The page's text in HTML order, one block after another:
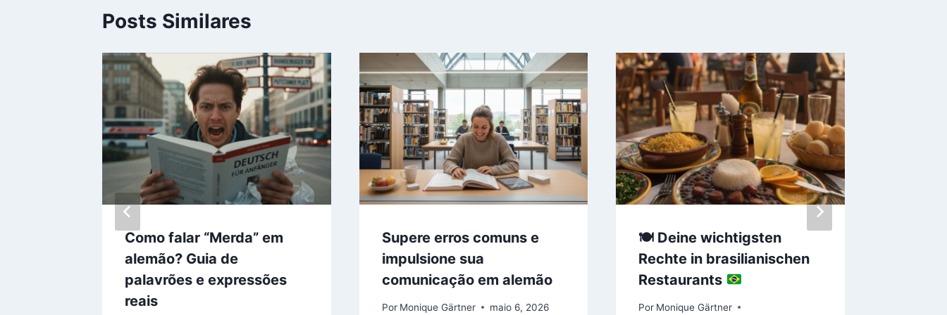
Posts Similares
Como falar “Merda” em
alemão? Guia de
palavrões e expressões
reais
Supere erros comuns e
impulsione sua
comunicação em alemão
Por Monique Gärtner maio 6, 2026
🍽️ Deine wichtigsten
Rechte in brasilianischen
Restaurants
Por Monique Gärtner